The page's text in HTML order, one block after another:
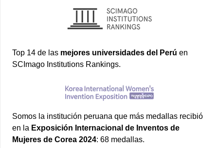
Top 14 de las mejores universidades del Perú en
SCImago Institutions Rankings.
Somos la institución peruana que más medallas recibió
en la Exposición Internacional de Inventos de
Mujeres de Corea 2024: 68 medallas.